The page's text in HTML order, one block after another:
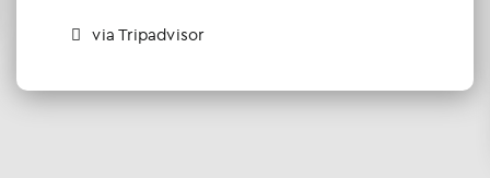
via Tripadvisor